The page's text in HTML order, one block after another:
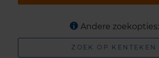
Andere zoekopties:
ZOEK OP KENTEKEN